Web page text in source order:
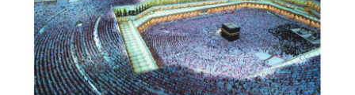
समाचार
भिडियो
समाचार